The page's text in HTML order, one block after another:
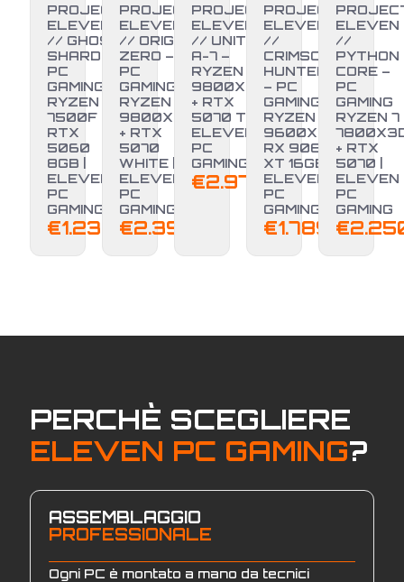
PROJECT
ELEVEN
// GHOST
SHARD –
PC
GAMING
RYZEN 5
7500F +
RTX
5060
8GB |
ELEVEN
PC
GAMING
€1.239,00
PROJECT
ELEVEN
// ORIGIN
ZERO –
PC
GAMING
RYZEN 7
9800X3D
+ RTX
5070
WHITE |
ELEVEN
PC
GAMING
€2.399,00
PROJECT
ELEVEN
// UNITÀ
A-7 –
RYZEN 7
9800X3D
+ RTX
5070 TI |
ELEVEN
PC
GAMING
€2.970,00
PROJECT
ELEVEN
//
CRIMSON
HUNTER
– PC
GAMING
RYZEN 5
9600X +
RX 9060
XT 16GB |
ELEVEN
PC
GAMING
€1.789,00
ELEVEN
//
PYTHON
CORE –
PC
GAMING
RYZEN 7
+ RTX
5070 |
ELEVEN
PC
GAMING
€
PERCHÈ SCEGLIERE
ELEVEN PC GAMING?
ASSEMBLAGGIO
PROFESSIONALE
Ogni PC è montato a mano da tecnici